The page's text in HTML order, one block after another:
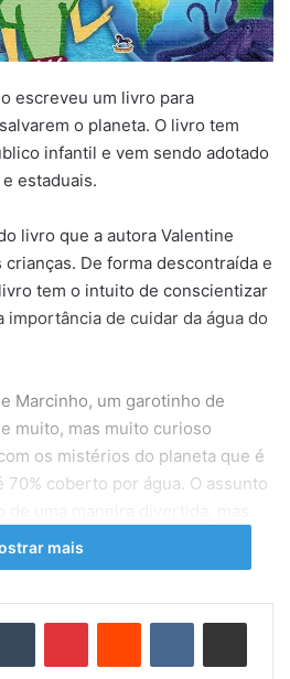
escreveu um livro para
o planeta. O livro tem
infantil e vem sendo adotado
estaduais.
livro que a autora Valentine
De forma descontraída e
tem o intuito de conscientizar
de cuidar da água do
Marcinho, um garotinho de
muito, mas muito curioso
os mistérios do planeta que é
70% coberto por água. O assunto
as novas gerações
é belo, mas ao mesmo tempo
mais